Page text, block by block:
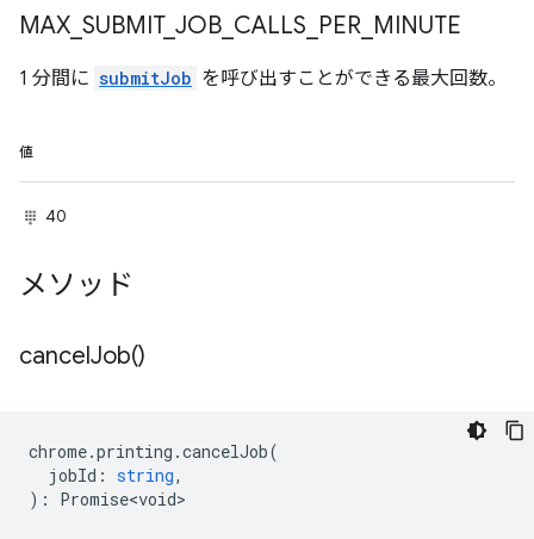
MAX SUBMIT_ JOB CALLS PER MINUTE
1 分間に submitJob を呼び出すことができる最大回数。
値
40
メソッド
cancelJob()
chrome.printing .cancelJob(
jobId : string,
) : Promise<void>